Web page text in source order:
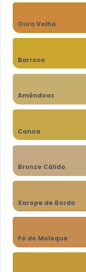
Ouro Velho
Barroco
Amêndoas
Canoa
Bronze Cálido
Xarope de Bordo
Pé de Moleque